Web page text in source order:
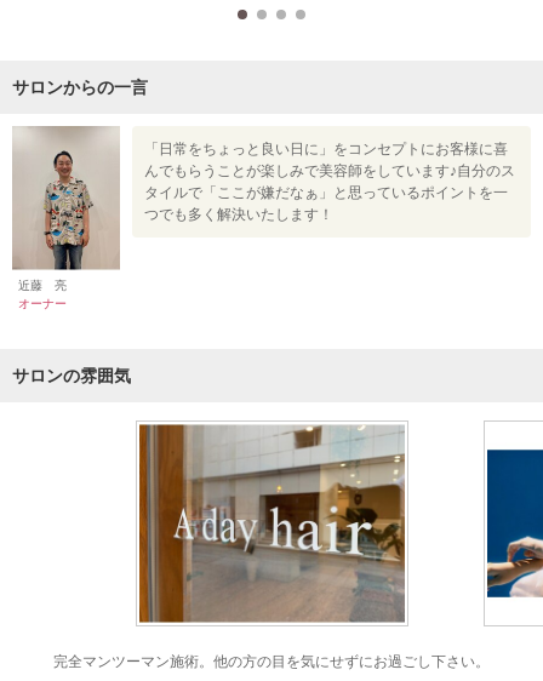
サロンからの一言
近藤 亮
オーナー
「日常をちょっと良い日に」をコンセプトにお客様に喜
んでもらうことが楽しみで美容師をしています♪自分のス
タイルで「ここが嫌だなぁ」と思っているポイントを一
つでも多く解決いたします！
サロンの雰囲気
完全マンツーマン施術。他の方の目を気にせずにお過ごし下さい。